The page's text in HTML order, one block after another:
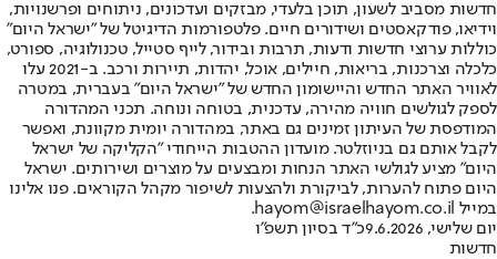
חדשות מסביב לשעון, תוכן בלעדי, מבזקים ועדכונים, ניתוחים ופרשנויות,
וידיאו, פודקאסטים ושידורים חיים. פלטפורמות הדיגיטל של "ישראל היום"
כוללות ערוצי חדשות ודעות, תרבות ובידור, לייף סטייל, טכנולוגיה, ספורט,
כלכלה וצרכנות, בריאות, חיילים, אוכל, יהדות, תיירות ורכב. ב-2021 עלו
לאוויר האתר החדש והיישומון החדש של "ישראל היום" בעברית, במטרה
לספק לגולשים חוויה מהירה, עדכנית, בטוחה ונוחה. תכני המהדורה
המודפסת של העיתון זמינים גם באתר, במהדורה יומית מקוונת, ואפשר
לקבל אותם גם בניוזלטר. מועדון ההטבות הייחודי "הקליקה של ישראל
היום" מציע לגולשי האתר הנחות ומבצעים על מוצרים ושירותים. ישראל
היום פתוח להערות, לביקורת ולהצעות לשיפור מקהל הקוראים. פנו אלינו
במייל hayom@israelhayom.co.il.
יום שלישי, 9.6.2026
כ"ד בסיון תשפ"ו
חדשות